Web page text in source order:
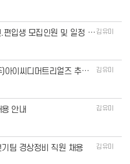
2026학년도 후기 대학원 신.편입생 모집인원 및 일정 안내 김유미
[추천채용] (주)아이씨디, (주)아이씨디머트리얼즈 추천채용 안내
김유미
안내
김유미
팀 경상정비 직원 채용
김유미